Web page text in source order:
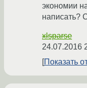
экономии
написать?
xlsparse
24.07.2016
Показать